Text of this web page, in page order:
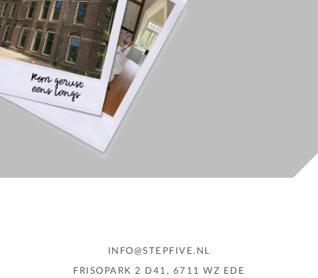
INFO@STEPFIVE.NL
FRISOPARK 2 D41, 6711 WZ EDE